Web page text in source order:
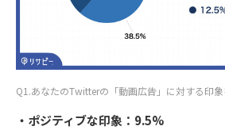
Q1.あなたのTwitterの「動画広告」に対する印象
・ポジティブな印象：9.5%